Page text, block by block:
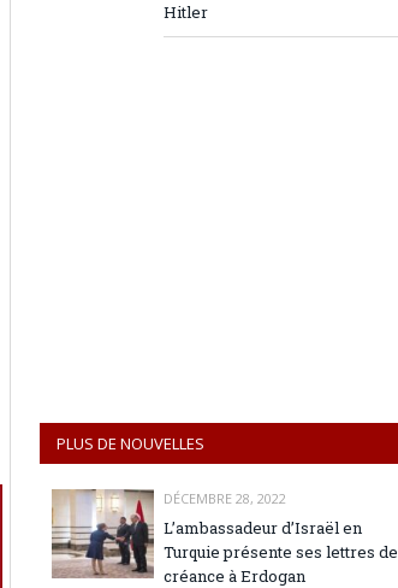
Hitler
PLUS DE NOUVELLES
DÉCEMBRE 28, 2022
L’ambassadeur d’Israël en
Turquie présente ses lettres de
créance à Erdogan